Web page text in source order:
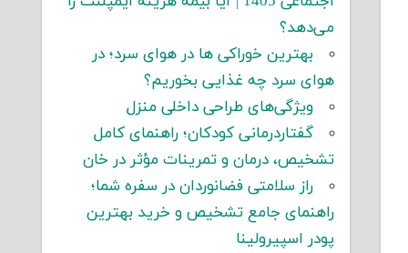
می‌دهد؟
بهترین خوراکی ها در هوای سرد؛ در
هوای سرد چه غذایی بخوریم؟
ویژگی‌های طراحی داخلی منزل
گفتاردرمانی کودکان؛ راهنمای کامل
تشخیص، درمان و تمرینات مؤثر در خان
راز سلامتی فضانوردان در سفره شما؛
راهنمای جامع تشخیص و خرید بهترین
پودر اسپیرولینا